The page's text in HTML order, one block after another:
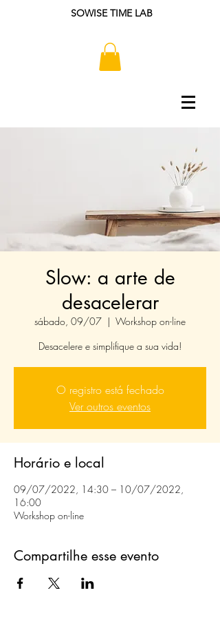
SOWISE TIME LAB
Slow: a arte de
desacelerar
sábado, 09/07
  |
Workshop on-line
Desacelere e simplifique a sua vida!
O registro está fechado
Ver outros eventos
Horário e local
09/07/2022, 14:30 – 10/07/2022,
16:00
Workshop on-line
Compartilhe esse evento